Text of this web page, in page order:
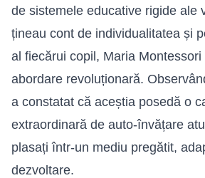
de sistemele educative rigide ale
țineau cont de individualitatea și
al fiecărui copil, Maria Montessori
abordare revoluționară.
a constatat că aceștia posedă o
extraordinară de auto-învățare
plasați într-un mediu pregătit,
dezvoltare.